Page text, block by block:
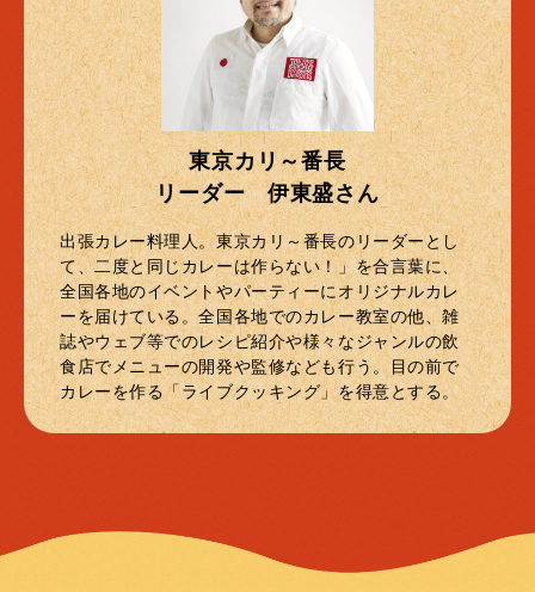
東京カリ～番長
リーダー 伊東盛さん
出張カレー料理人。東京カリ～番長のリーダーとし
て、二度と同じカレーは作らない！」を合言葉に、
全国各地のイベントやパーティーにオリジナルカレ
ーを届けている。全国各地でのカレー教室の他、雑
誌やウェブ等でのレシピ紹介や様々なジャンルの飲
食店でメニューの開発や監修なども行う。目の前で
カレーを作る「ライブクッキング」を得意とする。